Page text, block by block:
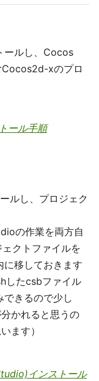
ールし、Cocos
xのプロ
ール手順
ルし、プロジェク
の作業を両方自
クトファイルを
移しておきます
したcsbファイル
きるので少し
かれると思うの
ます）
インストール